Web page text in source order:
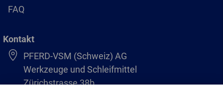
FAQ
Kontakt
PFERD-VSM (Schweiz) AG
Werkzeuge und Schleifmittel
Zürichstrasse 38b